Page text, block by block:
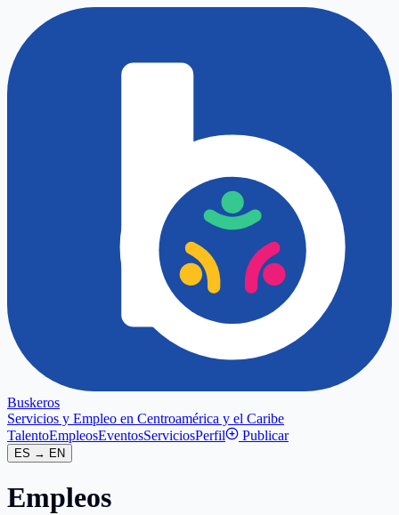
Buskeros
Servicios y Empleo en Centroamérica y el Caribe
TalentoEmpleosEventosServiciosPerfil Publicar
ES → EN
Empleos